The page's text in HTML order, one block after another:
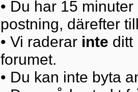
• Du har 15
postning, därefter
• Vi raderar inte ditt
forumet.
• Du kan inte byta